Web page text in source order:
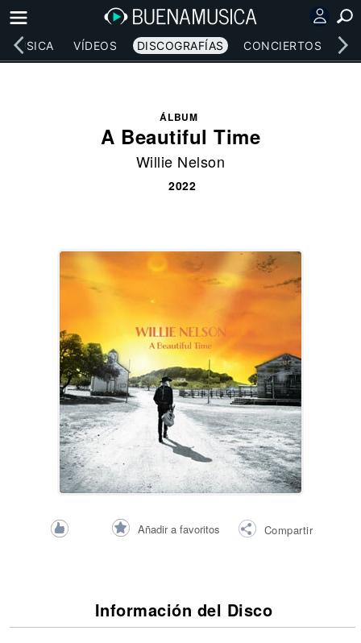
MÚSICA VÍDEOS DISCOGRAFÍAS CONCIERTOS
ÁLBUM
A Beautiful Time
Willie Nelson
2022
Añadir a favoritos Compartir
Información del Disco